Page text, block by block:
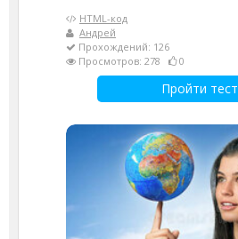
HTML-код
Андрей
Прохождений: 126
Просмотров: 278
0
Пройти тест